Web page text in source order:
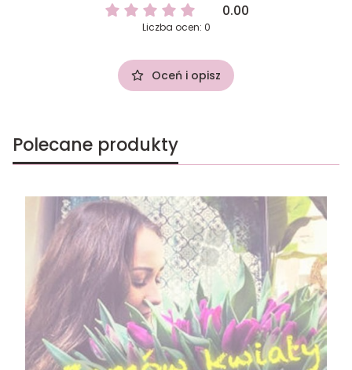
0.00
Liczba ocen: 0
Oceń i opisz
Polecane produkty